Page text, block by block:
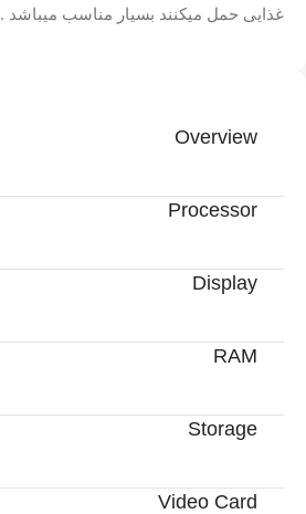
غذایی حمل میکنند بسیار مناسب میباشد .
Overview
Processor
Display
RAM
Storage
Video Card